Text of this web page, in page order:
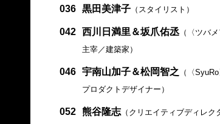
036 黒田美津子（スタイリスト）
042 西川日満里＆坂爪佑丞（〈ツバメ
主宰／建築家）
046 宇南山加子＆松岡智之 （〈
プロダクトデザイナー）
052 熊谷隆志（クリエイティブディレク